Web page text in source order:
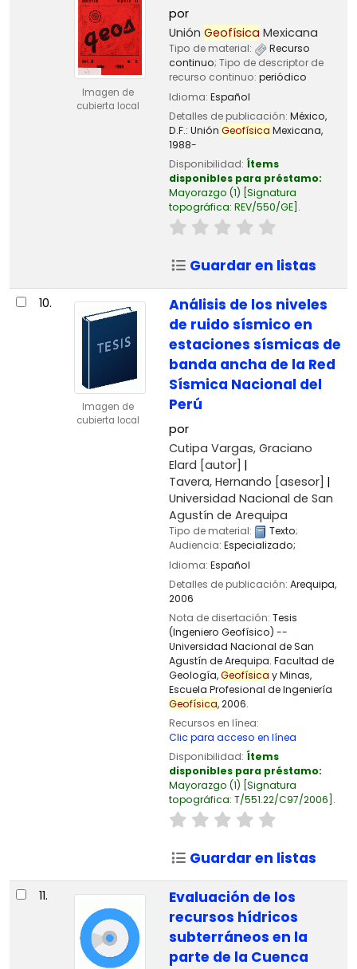
Imagen de
cubierta local
por
Unión Geofísica Mexicana
Tipo de material:
Recurso
continuo; Tipo de descriptor de
recurso continuo: periódico
Idioma: Español
Detalles de publicación: México,
D.F.: Unión Geofísica Mexicana,
1988-
Disponibilidad: Ítems
disponibles para préstamo:
Mayorazgo (1) Signatura
topográfica: REV/550/GE .
Guardar en listas
10.
Imagen de
cubierta local
Análisis de los niveles
de ruido sísmico en
estaciones sísmicas de
banda ancha de la Red
Sísmica Nacional del
Perú
por
Cutipa Vargas, Graciano
Elard [autor]
Tavera, Hernando [asesor]
Universidad Nacional de San
Agustín de Arequipa
Tipo de material: Texto;
Audiencia: Especializado;
Idioma: Español
Detalles de publicación: Arequipa,
2006
Nota de disertación: Tesis
(Ingeniero Geofísico) --
Universidad Nacional de San
Agustín de Arequipa. Facultad de
Geología,Geofísica y Minas,
Escuela Profesional de Ingeniería
Geofísica, 2006.
Recursos en línea:
Clic para acceso en línea
Disponibilidad: Ítems
disponibles para préstamo:
Mayorazgo (1) Signatura
topográfica: T/551.22/C97/2006 .
Guardar en listas
11.
Evaluación de los
recursos hídricos
subterráneos en la
parte de la Cuenca